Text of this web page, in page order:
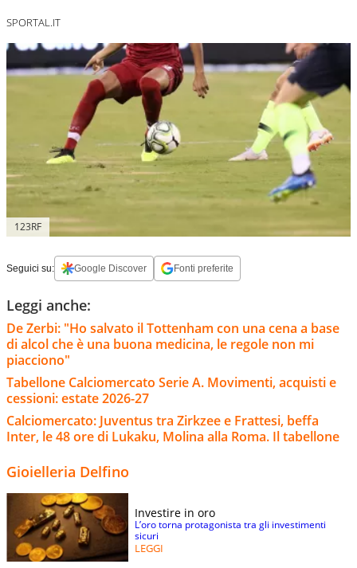
SPORTAL.IT
123RF
Seguici su: Google Discover Fonti preferite
Leggi anche:
De Zerbi: "Ho salvato il Tottenham con una cena a base
di alcol che è una buona medicina, le regole non mi
piacciono"
Tabellone Calciomercato Serie A. Movimenti, acquisti e
cessioni: estate 2026-27
Calciomercato: Juventus tra Zirkzee e Frattesi, beffa
Inter, le 48 ore di Lukaku, Molina alla Roma. Il tabellone
Gioielleria Delfino
Investire in oro
L’oro torna protagonista tra gli investimenti
sicuri
LEGGI